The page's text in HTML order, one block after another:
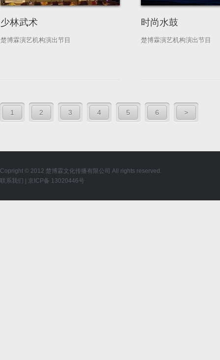
少林武术
楚博霖演艺机构演出节目
时尚水鼓
楚博霖演艺机构演出节目
1 2 3 4 5 6 >
Copright © 2012 楚博霖文化传播有限公司 All rights reserved.
联系我们
京ICP备 13020446号